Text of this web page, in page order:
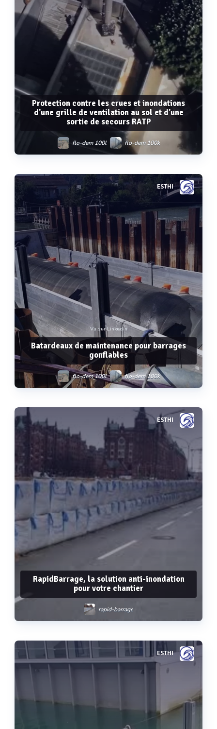
Protection contre les crues et inondations
d'une grille de ventilation au sol et d'une
sortie de secours RATP
flo-dem 100l flo-dem 100k
Voir plus ESTHI
Vu sur Linkedin
Batardeaux de maintenance pour barrages
gonflables
flo-dem 100l flo-dem 100k
Voir plus ESTHI
RapidBarrage, la solution anti-inondation
pour votre chantier
rapid-barrage
Voir plus ESTHI